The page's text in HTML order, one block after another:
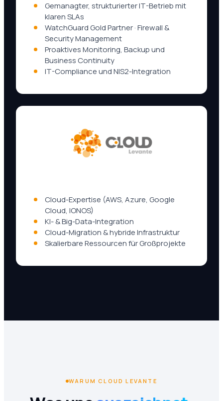
Gemanagter, strukturierter IT-Betrieb mit
klaren SLAs
WatchGuard Gold Partner · Firewall &
Security Management
Proaktives Monitoring, Backup und
Business Continuity
IT-Compliance und NIS2-Integration
Cloud-Expertise (AWS, Azure, Google
Cloud, IONOS)
KI- & Big-Data-Integration
Cloud-Migration & hybride Infrastruktur
Skalierbare Ressourcen für Großprojekte
WARUM CLOUD LEVANTE